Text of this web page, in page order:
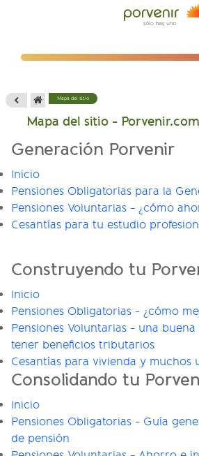
Mapa del sitio
Mapa del sitio -
Generación Porvenir
Inicio
Pensiones Obligatorias para la
Pensiones Voluntarias - ¿cómo
Cesantías para tu estudio
Construyendo tu
Inicio
Pensiones Obligatorias - ¿cómo
Pensiones Voluntarias - una
tener beneficios tributarios
Cesantías para vivienda y muchos
Consolidando tu
Inicio
Pensiones Obligatorias - Guía
de pensión